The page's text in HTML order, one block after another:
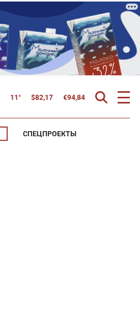
11° $82,17 €94,84
СПЕЦПРОЕКТЫ